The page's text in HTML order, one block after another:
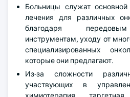
Больницы служат
лечения для различных
благодаря
инструментам, уходу от
специализированных
которые они предлагают.
Из-за сложности
участвующих в